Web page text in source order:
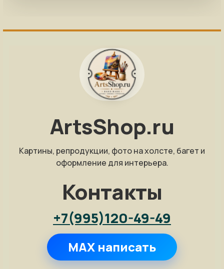
ArtsShop.ru
Картины, репродукции, фото на холсте, багет и
оформление для интерьера.
Контакты
+7(995)120-49-49
MAX написать